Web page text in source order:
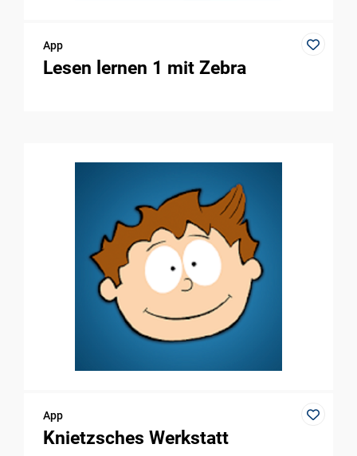
App
Lesen lernen 1 mit Zebra
App
Knietzsches Werkstatt